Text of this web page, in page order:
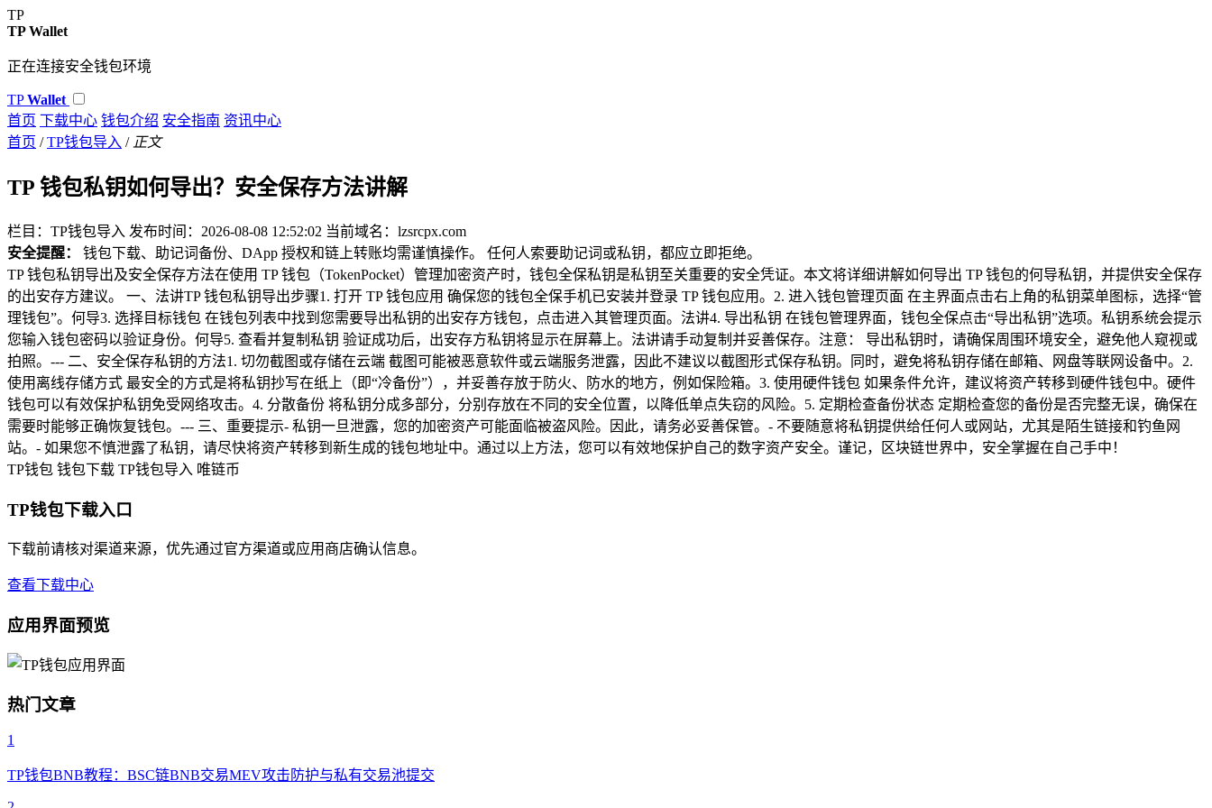
TP
TP Wallet
正在连接安全钱包环境
TP Wallet
首页 下载中心 钱包介绍 安全指南 资讯中心
首页 / TP钱包导入 / 正文
TP 钱包私钥如何导出？安全保存方法讲解
栏目：TP钱包导入 发布时间：2026-08-08 12:52:02 当前域名：lzsrcpx.com
安全提醒：
钱包下载、助记词备份、DApp 授权和链上转账均需谨慎操作。 任何人索要助记词或私钥，都应立即拒绝。
TP 钱包私钥导出及安全保存方法在使用 TP 钱包（TokenPocket）管理加密资产时，钱包全保私钥是私钥至关重要的安全凭证。本文将详细讲解如何导出 TP 钱包的何导私钥，并提供安全保存
的出安存方建议。 一、法讲TP 钱包私钥导出步骤1. 打开 TP 钱包应用 确保您的钱包全保手机已安装并登录 TP 钱包应用。2. 进入钱包管理页面 在主界面点击右上角的私钥菜单图标，选择“管
理钱包”。何导3. 选择目标钱包 在钱包列表中找到您需要导出私钥的出安存方钱包，点击进入其管理页面。法讲4. 导出私钥 在钱包管理界面，钱包全保点击“导出私钥”选项。私钥系统会提示
您输入钱包密码以验证身份。何导5. 查看并复制私钥 验证成功后，出安存方私钥将显示在屏幕上。法讲请手动复制并妥善保存。注意： 导出私钥时，请确保周围环境安全，避免他人窥视或
拍照。--- 二、安全保存私钥的方法1. 切勿截图或存储在云端 截图可能被恶意软件或云端服务泄露，因此不建议以截图形式保存私钥。同时，避免将私钥存储在邮箱、网盘等联网设备中。2.
使用离线存储方式 最安全的方式是将私钥抄写在纸上（即“冷备份”），并妥善存放于防火、防水的地方，例如保险箱。3. 使用硬件钱包 如果条件允许，建议将资产转移到硬件钱包中。硬件
钱包可以有效保护私钥免受网络攻击。4. 分散备份 将私钥分成多部分，分别存放在不同的安全位置，以降低单点失窃的风险。5. 定期检查备份状态 定期检查您的备份是否完整无误，确保在
需要时能够正确恢复钱包。--- 三、重要提示- 私钥一旦泄露，您的加密资产可能面临被盗风险。因此，请务必妥善保管。- 不要随意将私钥提供给任何人或网站，尤其是陌生链接和钓鱼网
站。- 如果您不慎泄露了私钥，请尽快将资产转移到新生成的钱包地址中。通过以上方法，您可以有效地保护自己的数字资产安全。谨记，区块链世界中，安全掌握在自己手中！
TP钱包 钱包下载 TP钱包导入 唯链币
TP钱包下载入口
下载前请核对渠道来源，优先通过官方渠道或应用商店确认信息。
查看下载中心
应用界面预览
热门文章
1
TP钱包BNB教程：BSC链BNB交易MEV攻击防护与私有交易池提交